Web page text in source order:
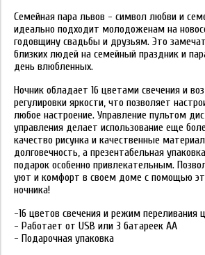
Семейная пара львов - символ любви и
идеально подходит молодоженам на
годовщину свадьбы и друзьям. Это
близких людей на семейный праздник и
день влюбленных.
Ночник обладает 16 цветами свечения и
регулировки яркости, что позволяет
любое настроение. Управление пультом
управления делает использование еще
качество рисунка и качественные
долговечность, а презентабельная
подарок особенно привлекательным.
уют и комфорт в своем доме с помощью
ночника!
-16 цветов свечения и режим переливания
- Работает от USB или 3 батареек АА
- Подарочная упаковка